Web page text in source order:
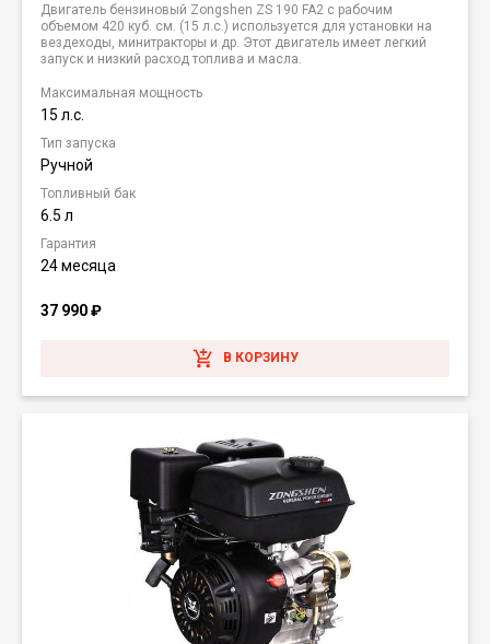
Двигатель бензиновый Zongshen ZS 190 FA2 с рабочим
объемом 420 куб. см. (15 л.с.) используется для установки на
вездеходы, минитракторы и др. Этот двигатель имеет легкий
запуск и низкий расход топлива и масла.
Максимальная мощность
15 л.с.
Тип запуска
Ручной
Топливный бак
6.5 л
Гарантия
24 месяца
37 990₽
В КОРЗИНУ